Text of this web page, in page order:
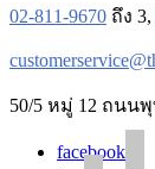
02-811-9670 ถึง 3,
50/5 หมู่ 12 ถนน
facebook